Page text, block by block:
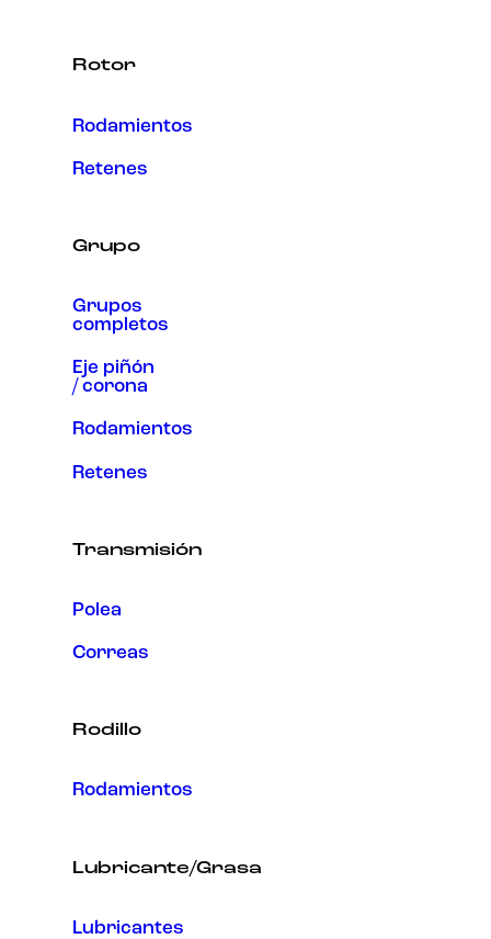
Rotor
Rodamientos
Retenes
Grupo
Grupos
completos
Eje piñón
/ corona
Rodamientos
Retenes
Transmisión
Polea
Correas
Rodillo
Rodamientos
Lubricante/Grasa
Lubricantes